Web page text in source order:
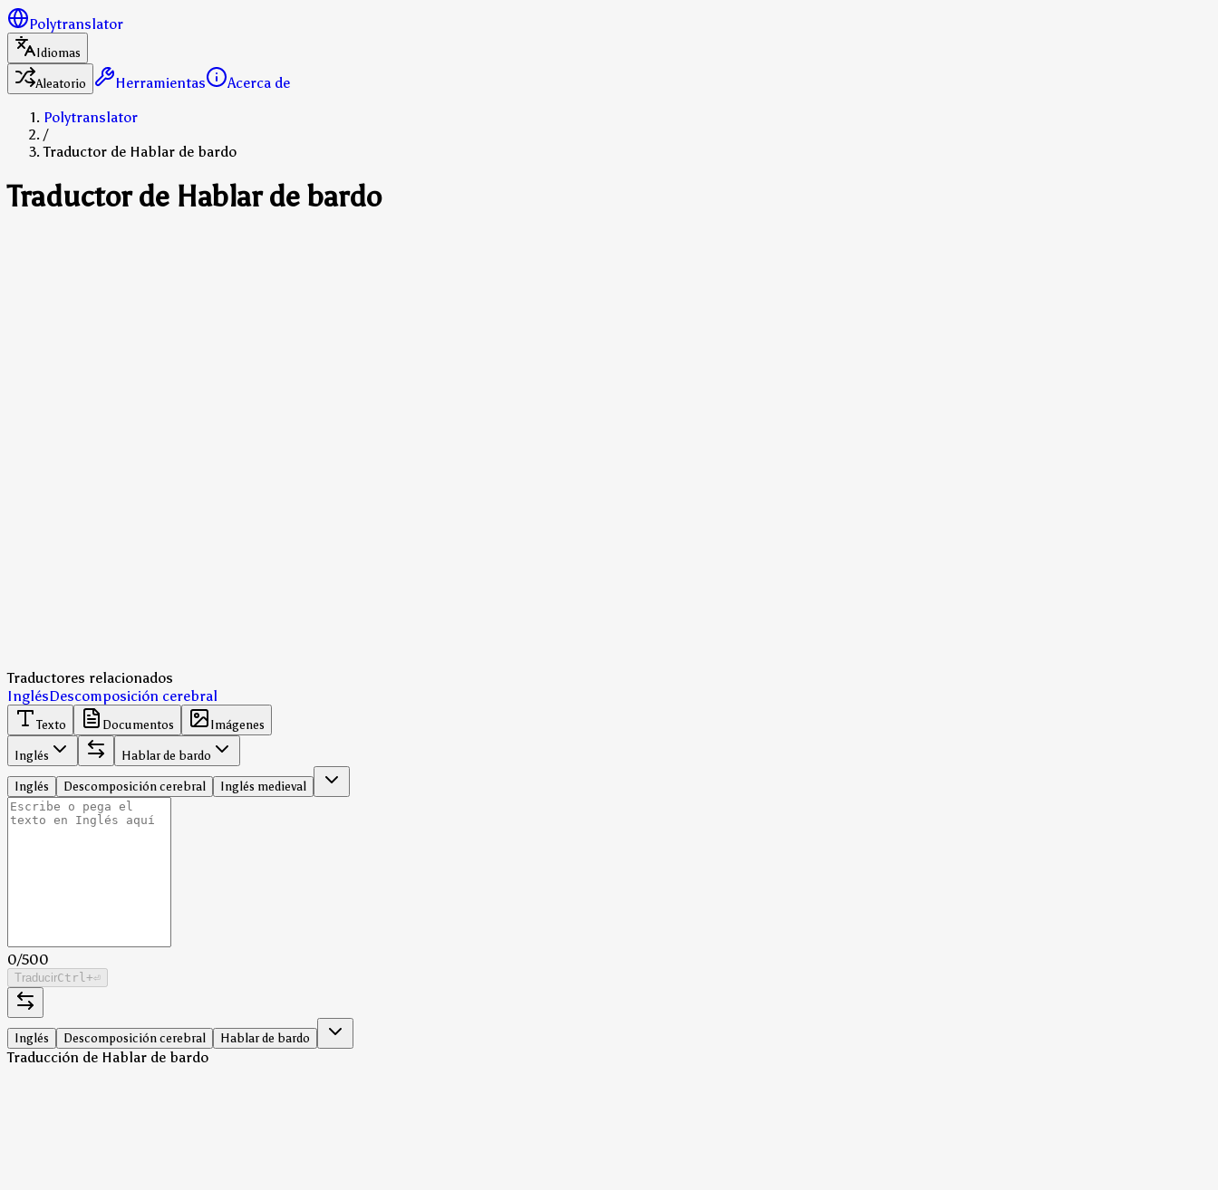
Polytranslator
Idiomas
Aleatorio
Herramientas
Acerca de
Polytranslator
/
Traductor de Hablar de bardo
Traductor de Hablar de bardo
Traductores relacionados
InglésDescomposición cerebral
Texto Documentos
Imágenes
Inglés
Hablar de bardo
Inglés
Descomposición cerebral Inglés medieval
0/500
TraducirCtrl +⏎
Inglés Descomposición cerebral Hablar de bardo
Traducción de Hablar de bardo